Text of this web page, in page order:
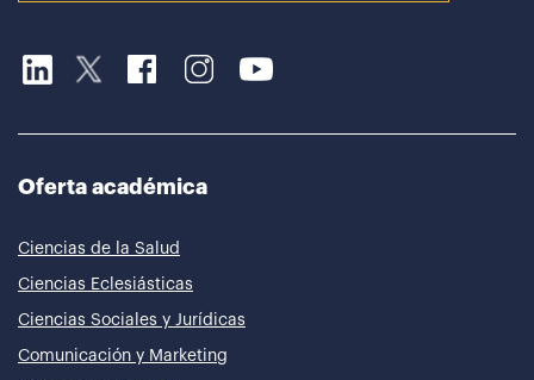
Oferta académica
Ciencias de la Salud
Ciencias Eclesiásticas
Ciencias Sociales y Jurídicas
Comunicación y Marketing